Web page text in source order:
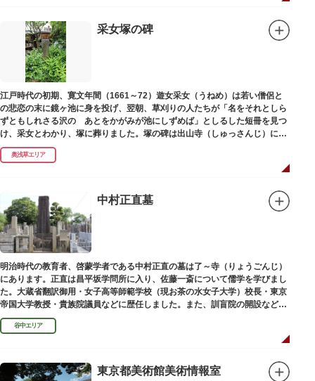
采女塚の碑
江戸時代の初期、寛文年間（1661～72）遊女采女（うねめ）は若い僧侶と
の悲恋の末に鏡ヶ池に身を投げ、翌朝、草刈りの人たちが「名をそれとしら
ずともしれさる沢の あとをかがみが池にしずめば」としるした短冊を見つ
け、采女とわかり、塚に葬りました。塚の碑は出山寺（しゅっさんじ）にあ
ります。
奥浅草エリア
中村正直墓
明治時代の教育者、啓蒙学者である中村正直の墓は了～寺（りょうごんじ）
にあります。正直は昌平坂学問所に入り、佐藤一斎について儒学を学びまし
た。大蔵省翻訳御用・女子高等師範学校（現お茶の水女子大学）校長・東京
帝国大学教授・貴族院議員などに歴任しました。また、訓盲院の開設など女
子教育や障害者教育にも力を注ぎました。明治24（1891）病没しました。
谷中エリア
東京都美術館美術情報室